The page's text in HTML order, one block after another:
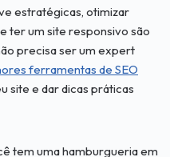
estratégicas, otimizar
ter um site responsivo são
precisa ser um expert
ferramentas de SEO
site e dar dicas práticas
tem uma hamburgueria em